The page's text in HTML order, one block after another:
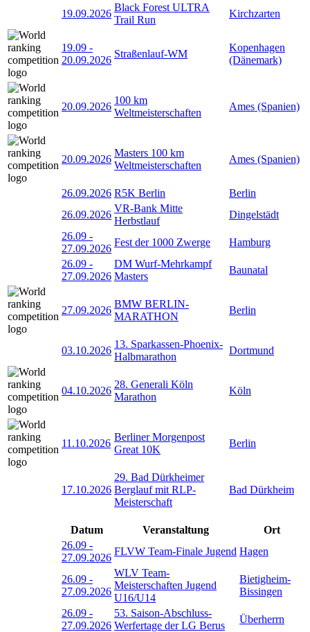
19.09.2026
Black Forest ULTRA
Trail Run
Kirchzarten
19.09 -
20.09.2026
Straßenlauf-WM
Kopenhagen
(Dänemark)
20.09.2026
100 km
Weltmeisterschaften
Ames (Spanien)
20.09.2026
Masters 100 km
Weltmeisterschaften
Ames (Spanien)
26.09.2026 R5K Berlin
Berlin
26.09.2026
VR-Bank Mitte
Herbstlauf
Dingelstädt
26.09 -
27.09.2026
Fest der 1000 Zwerge
Hamburg
26.09 -
27.09.2026
DM Wurf-Mehrkampf
Masters
Baunatal
27.09.2026
BMW BERLIN-
MARATHON
Berlin
03.10.2026
13. Sparkassen-Phoenix-
Halbmarathon
Dortmund
04.10.2026
28. Generali Köln
Marathon
Köln
11.10.2026
Berliner Morgenpost
Great 10K
Berlin
17.10.2026
29. Bad Dürkheimer
Berglauf mit RLP-
Meisterschaft
Bad Dürkheim
Datum Veranstaltung
Ort
26.09 -
27.09.2026
FLVW Team-Finale Jugend Hagen
26.09 -
27.09.2026
WLV Team-
Meisterschaften Jugend
U16/U14
Bietigheim-
Bissingen
26.09 -
27.09.2026
53. Saison-Abschluss-
Werfertage der LG Berus
Überherrn